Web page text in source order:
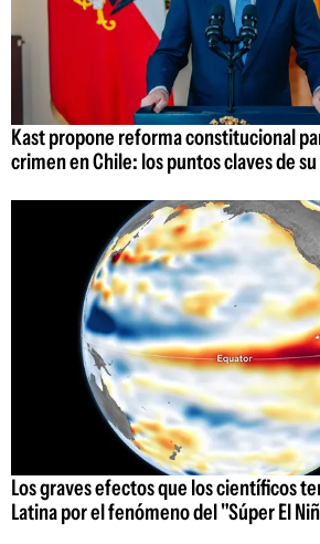
Kast propone reforma constitucional
crimen en Chile: los puntos claves de
Los graves efectos que los científicos
Latina por el fenómeno del "Súper El